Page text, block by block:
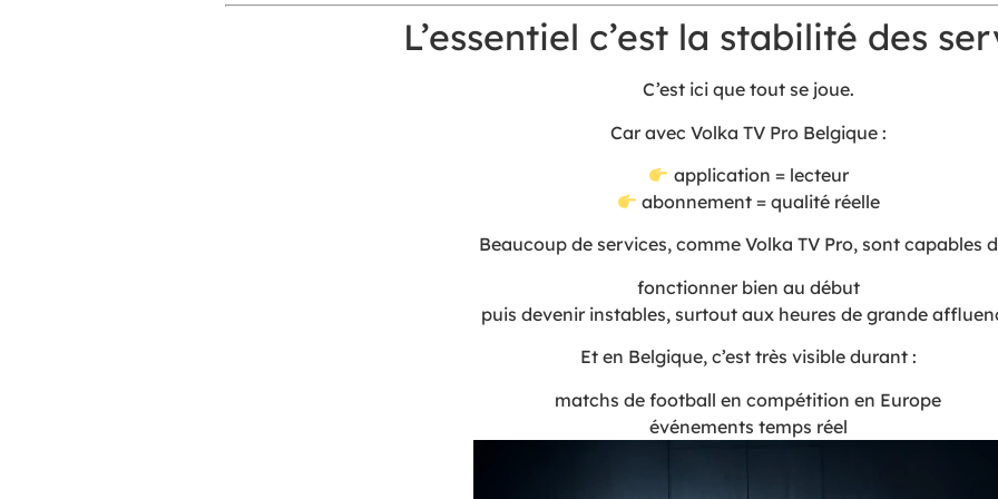
L’essentiel c’est la stabilité des
C’est ici que tout se joue.
Car avec Volka TV Pro Belgique :
application = lecteur
abonnement = qualité réelle
Beaucoup de services, comme Volka TV Pro, sont capables
fonctionner bien au début
puis devenir instables, surtout aux heures de grande
Et en Belgique, c’est très visible durant :
matchs de football en compétition en Europe
événements temps réel